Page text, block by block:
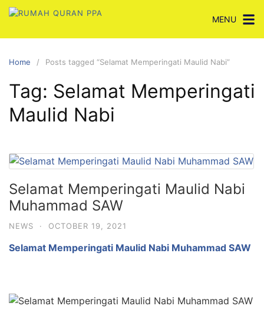
Skip
content
MENU
Home Posts tagged “Selamat Memperingati Maulid Nabi”
Tag: Selamat Memperingati
Maulid Nabi
Selamat Memperingati Maulid Nabi
Muhammad SAW
NEWS · OCTOBER 19, 2021
Selamat Memperingati Maulid Nabi Muhammad SAW